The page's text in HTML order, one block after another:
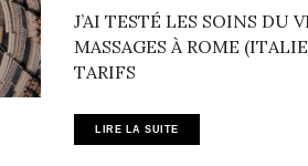
J’AI TESTÉ LES SOINS DU
MASSAGES À ROME
TARIFS
LIRE LA SUITE